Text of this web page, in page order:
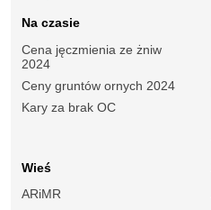
Na czasie
Cena jęczmienia ze żniw
2024
Ceny gruntów ornych 2024
Kary za brak OC
Wieś
ARiMR